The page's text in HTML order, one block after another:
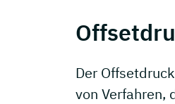
Der
von Verfahren,